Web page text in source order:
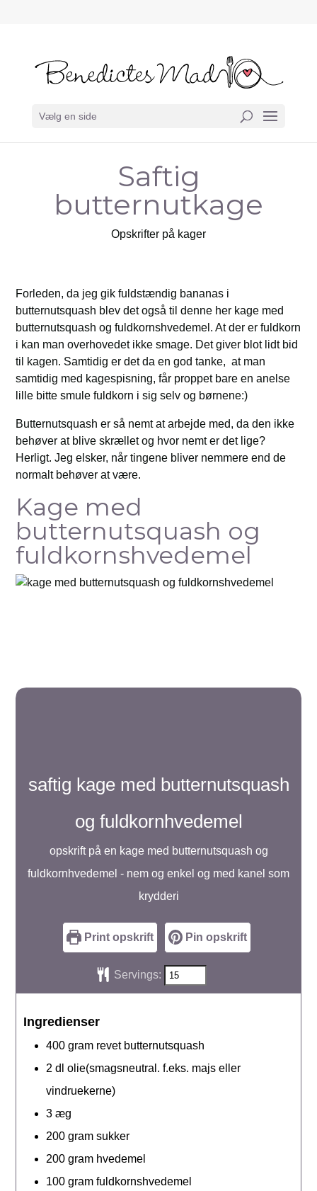
Vælg en side
Saftig
butternutkage
Opskrifter på kager
Forleden, da jeg gik fuldstændig bananas i
butternutsquash blev det også til denne her kage med
butternutsquash og fuldkornshvedemel. At der er fuldkorn
i kan man overhovedet ikke smage. Det giver blot lidt bid
til kagen. Samtidig er det da en god tanke, at man
samtidig med kagespisning, får proppet bare en anelse
lille bitte smule fuldkorn i sig selv og børnene:)
Butternutsquash er så nemt at arbejde med, da den ikke
behøver at blive skrællet og hvor nemt er det lige?
Herligt. Jeg elsker, når tingene bliver nemmere end de
normalt behøver at være.
Kage med
butternutsquash og
fuldkornshvedemel
saftig kage med butternutsquash
og fuldkornhvedemel
opskrift på en kage med butternutsquash og
fuldkornhvedemel - nem og enkel og med kanel som
krydderi
Print opskrift Pin opskrift
Servings:
Ingredienser
400 gram revet butternutsquash
2 dl
olie(smagsneutral. f.eks. majs eller
vindruekerne)
3 æg
200 gram sukker
200 gram hvedemel
100 gram fuldkornshvedemel